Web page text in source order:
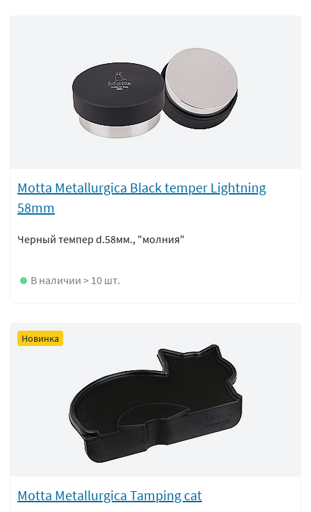
Motta Metallurgica Black temper Lightning
58mm
Черный темпер d.58мм., "молния"
В наличии > 10 шт.
Новинка
Motta Metallurgica Tamping cat